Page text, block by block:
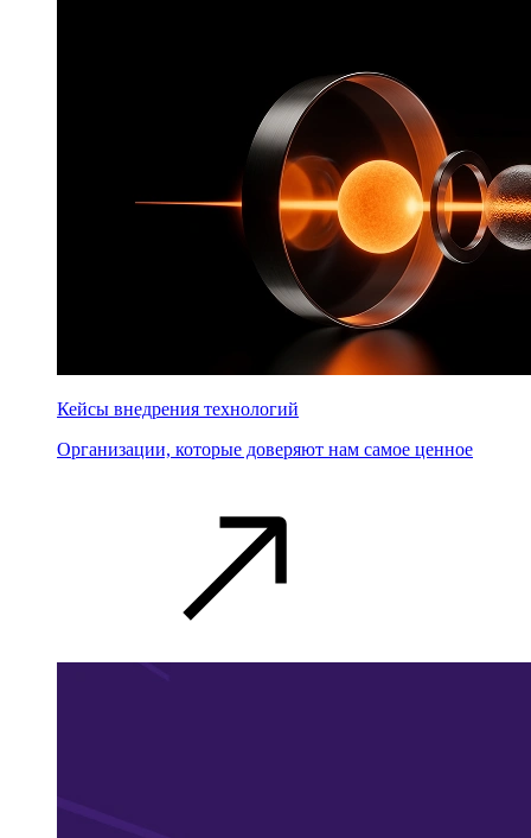
Кейсы внедрения технологий
Организации, которые доверяют нам самое ценное